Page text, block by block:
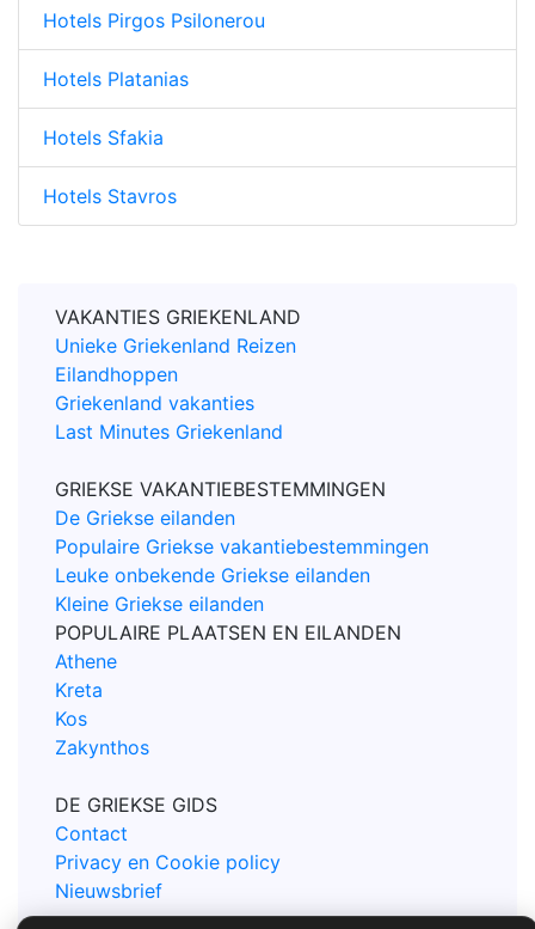
Hotels Pirgos Psilonerou
Hotels Platanias
Hotels Sfakia
Hotels Stavros
VAKANTIES GRIEKENLAND
Unieke Griekenland Reizen
Eilandhoppen
Griekenland vakanties
Last Minutes Griekenland
GRIEKSE VAKANTIEBESTEMMINGEN
De Griekse eilanden
Populaire Griekse vakantiebestemmingen
Leuke onbekende Griekse eilanden
Kleine Griekse eilanden
POPULAIRE PLAATSEN EN EILANDEN
Athene
Kreta
Kos
Zakynthos
DE GRIEKSE GIDS
Contact
Privacy en Cookie policy
Nieuwsbrief